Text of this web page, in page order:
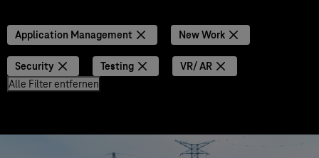
Application Management New Work
Security Testing
VR/ AR
Alle Filter entfernen